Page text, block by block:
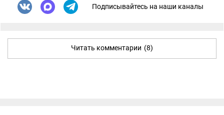
Подписывайтесь на наши каналы
Читать комментарии (8)